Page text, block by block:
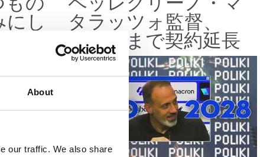
About
our traffic. We also share
し タラッツォ監督、
2028年まで契約延長